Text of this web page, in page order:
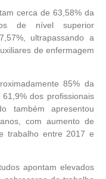
cerca de 63,58% da
de nível superior
ultrapassando a
de enfermagem
85% da
dos profissionais
também apresentou
com aumento de
trabalho entre 2017 e
apontam elevados